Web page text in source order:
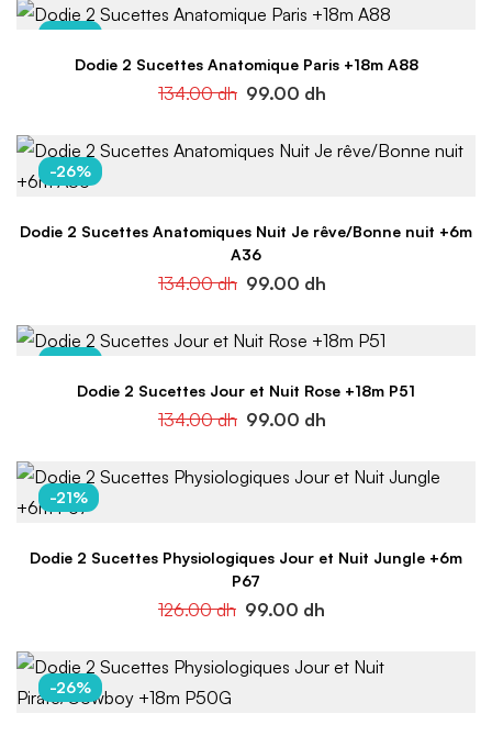
-26%
Dodie 2 Sucettes Anatomique Paris +18m A88
134.00dh 99.00 dh
-26%
Dodie 2 Sucettes Anatomiques Nuit Je rêve/Bonne nuit +6m
A36
134.00dh 99.00 dh
-26%
Dodie 2 Sucettes Jour et Nuit Rose +18m P51
134.00dh 99.00 dh
-21%
Dodie 2 Sucettes Physiologiques Jour et Nuit Jungle +6m
P67
126.00dh 99.00 dh
-26%